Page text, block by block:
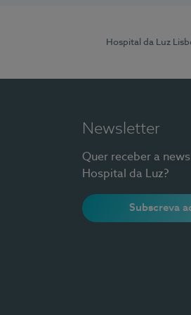
Hospital da Luz
Newsletter
Quer receber a
Hospital da Luz?
Subscreva